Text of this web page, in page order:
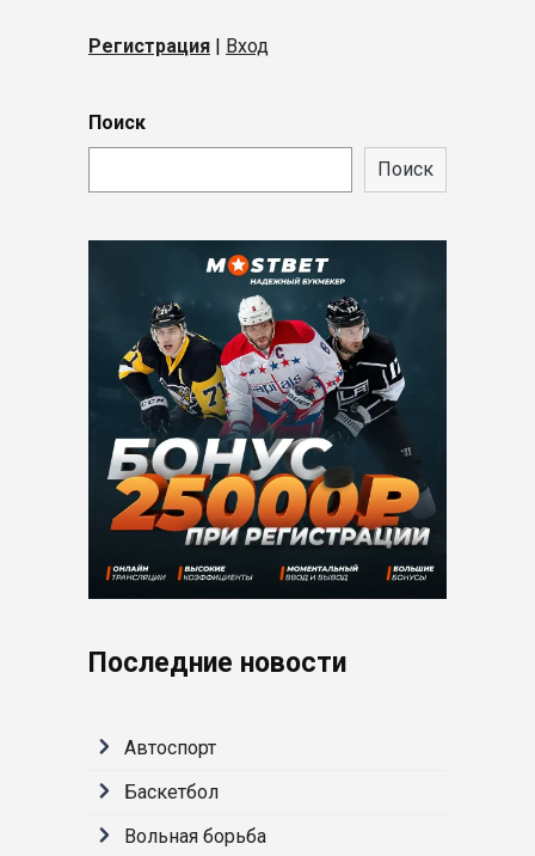
Регистрация | Вход
Поиск
Поиск
Последние новости
Автоспорт
Баскетбол
Вольная борьба